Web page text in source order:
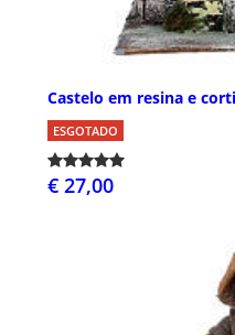
Castelo em resina e
ESGOTADO
€ 27,00